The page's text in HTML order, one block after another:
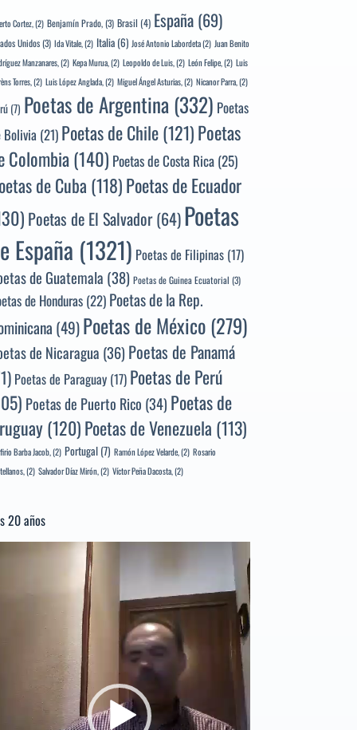
Cortez,(2) Benjamín Prado,(3) Brasil (4) España (69)
Unidos(3) Ida Vitale,(2) Italia (6) José Antonio Labordeta(2) Juan Benito
Manzanares,(2) Kepa Murua,(2) Leopoldo de Luis,(2) León Felipe,(2) Luis
Torres,(2) Luis López Anglada,(2) Miguel Ángel Asturias,(2) Nicanor Parra,(2)
(7) Poetas de Argentina(332) Poetas
Bolivia(21) Poetas de Chile(121)Poetas
Colombia(140) Poetas de Costa Rica(25)
de Cuba (118)Poetas de Ecuador
Poetas de El Salvador(64)Poetas
España (1321) Poetas de Filipinas (17)
de Guatemala (38) Poetas de Guinea Ecuatorial (3)
de Honduras(22) Poetas de la Rep.
(49)Poetas de México(279)
de Nicaragua (36) Poetas de Panamá
Poetas de Paraguay (17) Poetas de Perú
Poetas de Puerto Rico (34) Poetas de
(120)Poetas de Venezuela (113)
Barba Jacob,(2) Portugal (7) Ramón López Velarde,(2) Rosario
(2) Salvador Díaz Mirón,(2) Víctor Peña Dacosta,(2)
20 años